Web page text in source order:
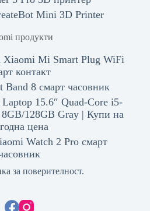
Mini 3D Printer
продукти
Xiaomi Mi Smart Plug WiFi
контакт
8 смарт часовник
15.6″ Quad-Core i5-
128GB Gray | Купи на
цена
Watch 2 Pro смарт
за поверителност.